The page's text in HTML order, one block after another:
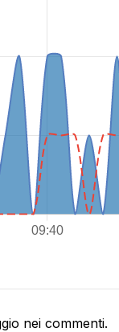
nei commenti.